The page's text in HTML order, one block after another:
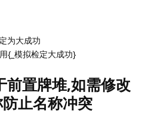
为大成功
{_模拟检定大成功}
前置牌堆,如需修改
止名称冲突